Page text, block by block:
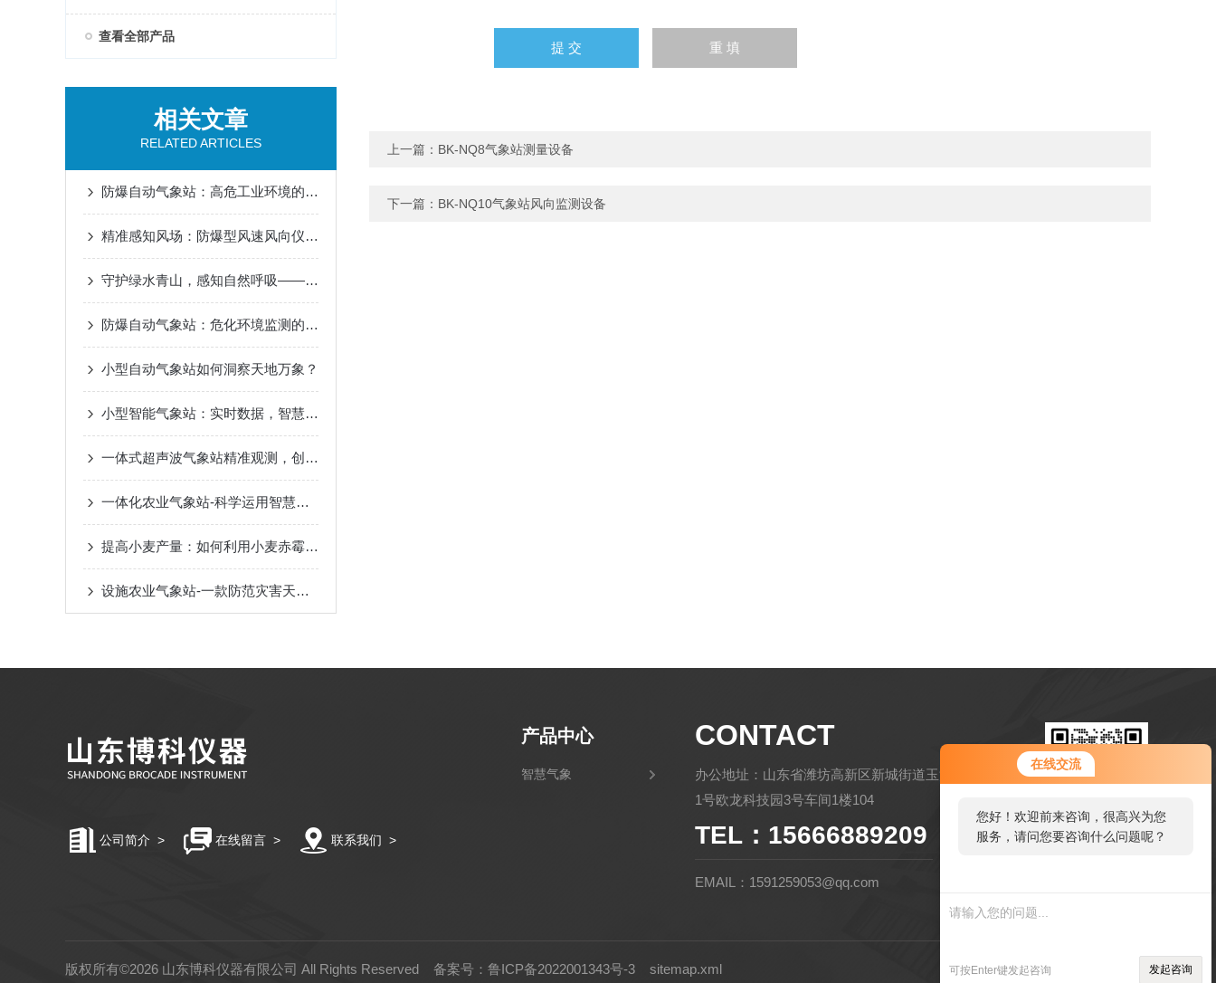
在线交流
您好！欢迎前来咨询，很高兴为您
服务，请问您要咨询什么问题呢？
您好，看您停留很久了，是否找到
了需求产品，您可以直接在线与我
可按Enter键发起咨询 发起咨询
查看全部产品
相关文章
RELATED ARTICLES
防爆自动气象站：高危工业环境的“安全气象眼”
精准感知风场：防爆型风速风向仪测量原理差异解析
守护绿水青山，感知自然呼吸——景区负氧离子监测站，生态旅游的新名片
防爆自动气象站：危化环境监测的“安全卫士”
小型自动气象站如何洞察天地万象？
小型智能气象站：实时数据，智慧气象新选择
一体式超声波气象站精准观测，创造智慧气象
一体化农业气象站-科学运用智慧气象2023已更新（热点|要闻）
提高小麦产量：如何利用小麦赤霉病监测站防控病害？
设施农业气象站-一款防范灾害天气发生的农业气象站
上一篇： BK-NQ8气象站测量设备
下一篇： BK-NQ10气象站风向监测设备
公司简介 > 在线留言 > 联系我们 >
产品中心
智慧气象
CONTACT
办公地址：山东省潍坊高新区新城街道玉清社区金马路
1号欧龙科技园3号车间1楼104
TEL：15666889209
EMAIL：1591259053@qq.com
扫码微信联系
版权所有©2026 山东博科仪器有限公司 All Rights Reserved 备案号：鲁ICP备2022001343号-3 sitemap.xml 管理登陆技术支持： 环保在线